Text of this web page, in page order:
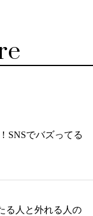
SNSでバズってる
る人と外れる人の